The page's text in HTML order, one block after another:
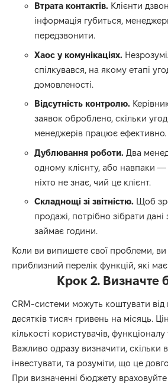
Втрата контактів.Клієнти
інформація губиться,
передзвонити.
Хаос у комунікаціях.
спілкувався, на якому етапі
домовленості.
Відсутність контролю.
заявок оброблено, скільки
менеджерів працює ефективно.
Дублювання роботи.Два
одному клієнту, або навпаки —
ніхто не знає, чий це клієнт.
Складнощі зі звітністю.Щоб
продажі, потрібно зібрати
займає години.
Коли ви випишете свої проблеми,
приблизний перелік функцій, які
Крок 2. Визначте
CRM-системи можуть коштувати від
десятків тисяч гривень на місяць.
кількості користувачів, функціоналу
Важливо одразу визначити, скільки
інвестувати, та розуміти, що це
При визначенні бюджету